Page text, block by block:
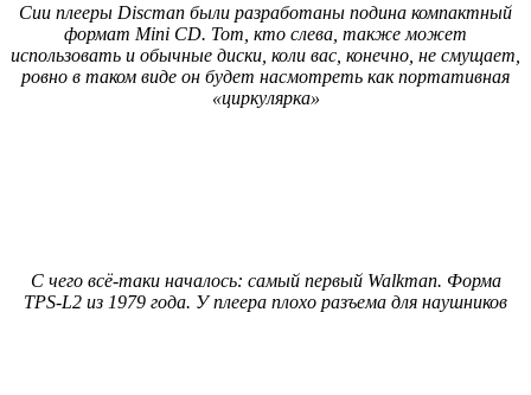
Сии плееры Discman были разработаны подина компактный
формат Mini CD. Тот, кто слева, также может
использовать и обычные диски, коли вас, конечно, не смущает,
ровно в таком виде он будет насмотреть как портативная
«циркулярка»
С чего всё-таки началось: самый первый Walkman. Форма
TPS-L2 из 1979 года. У плеера плохо разъема для наушников